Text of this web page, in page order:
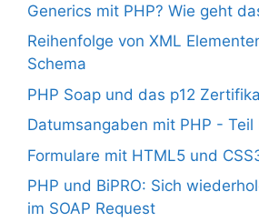
Generics mit PHP? Wie geht
Reihenfolge von XML
Schema
PHP Soap und das p12
Datumsangaben mit PHP - Teil
Formulare mit HTML5 und
PHP und BiPRO: Sich
im SOAP Request